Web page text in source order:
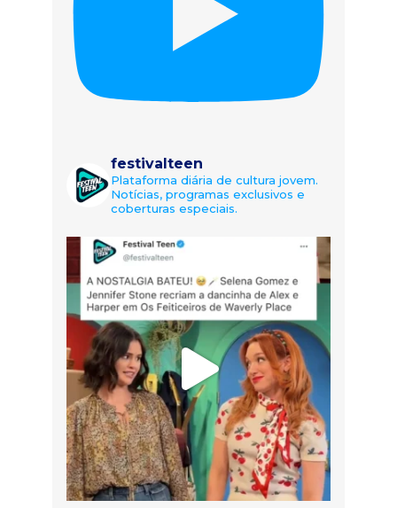
festivalteen
Plataforma diária de cultura jovem.
Notícias, programas exclusivos e
coberturas especiais.